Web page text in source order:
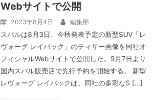
Webサイトで公開
2023年8月4日 編集部
スバルは8月3日、今秋発表予定の新型SUV「レ
ヴォーグ レイバック」のティザー画像を同社オ
フィシャルWebサイトで公開した。9月7日より
国内スバル販売店で先行予約を開始する。 新型
レヴォーグ レイバックは、同社の多彩なS […]